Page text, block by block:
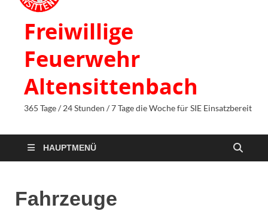
Freiwillige
Feuerwehr
Altensittenbach
365 Tage / 24 Stunden / 7 Tage die Woche für SIE Einsatzbereit
HAUPTMENÜ
Fahrzeuge